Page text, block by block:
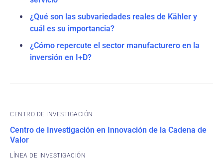
¿Qué son las subvariedades reales de Kähler y
cuál es su importancia?
¿Cómo repercute el sector manufacturero en la
inversión en I+D?
CENTRO DE INVESTIGACIÓN
Centro de Investigación en Innovación de la Cadena de
Valor